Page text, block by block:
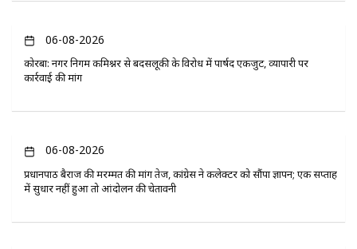
06-08-2026
कोरबा: नगर निगम कमिश्नर से बदसलूकी के विरोध में पार्षद एकजुट, व्यापारी पर
कार्रवाई की मांग
06-08-2026
प्रधानपाठ बैराज की मरम्मत की मांग तेज, कांग्रेस ने कलेक्टर को सौंपा ज्ञापन; एक सप्ताह
में सुधार नहीं हुआ तो आंदोलन की चेतावनी